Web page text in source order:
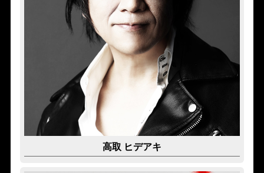
高取 ヒデアキ